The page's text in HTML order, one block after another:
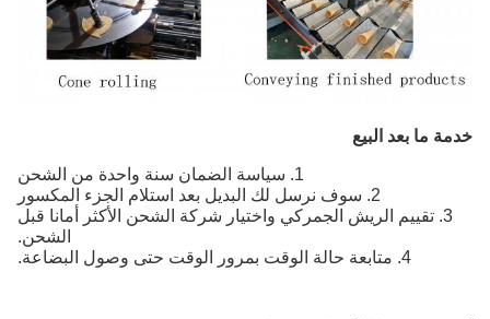
خدمة ما بعد البيع
1. سياسة الضمان سنة واحدة من الشحن
2. سوف نرسل لك البديل بعد استلام الجزء المكسور
3. تقييم الريش الجمركي واختيار شركة الشحن الأكثر أمانا قبل
الشحن.
4. متابعة حالة الوقت بمرور الوقت حتى وصول البضاعة.